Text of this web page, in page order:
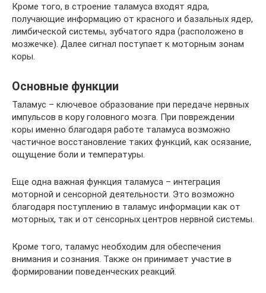
Кроме того, в строение таламуса входят ядра,
получающие информацию от красного и базальных ядер,
лимбической системы, зубчатого ядра (расположено в
мозжечке). Далее сигнал поступает к моторным зонам
коры.
Основные функции
Таламус – ключевое образование при передаче нервных
импульсов в кору головного мозга. При повреждении
коры именно благодаря работе таламуса возможно
частичное восстановление таких функций, как осязание,
ощущение боли и температуры.
Еще одна важная функция таламуса – интеграция
моторной и сенсорной деятельности. Это возможно
благодаря поступлению в таламус информации как от
моторных, так и от сенсорных центров нервной системы.
Кроме того, таламус необходим для обеспечения
внимания и сознания. Также он принимает участие в
формировании поведенческих реакций.